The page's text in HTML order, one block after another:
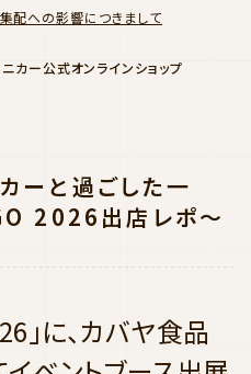
配への影響につきまして
ニカー公式オンラインショップ
ーと過ごした一
2026出店レポ～
」に、カバヤ食品